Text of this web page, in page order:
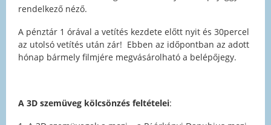
rendelkező néző.
A pénztár 1 órával a vetítés kezdete előtt nyit és 30percel
az utolsó vetítés után zár! Ebben az időpontban az adott
hónap bármely filmjére megvásárolható a belépőjegy.
A 3D szemüveg kölcsönzés feltételei: